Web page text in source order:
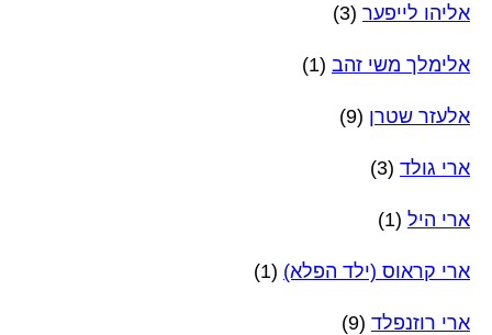
אליהו לייפער (3)
אלימלך משי זהב (1)
אלעזר שטרן (9)
ארי גולד (3)
ארי היל (1)
ארי קראוס (ילד הפלא) (1)
ארי רוזנפלד (9)